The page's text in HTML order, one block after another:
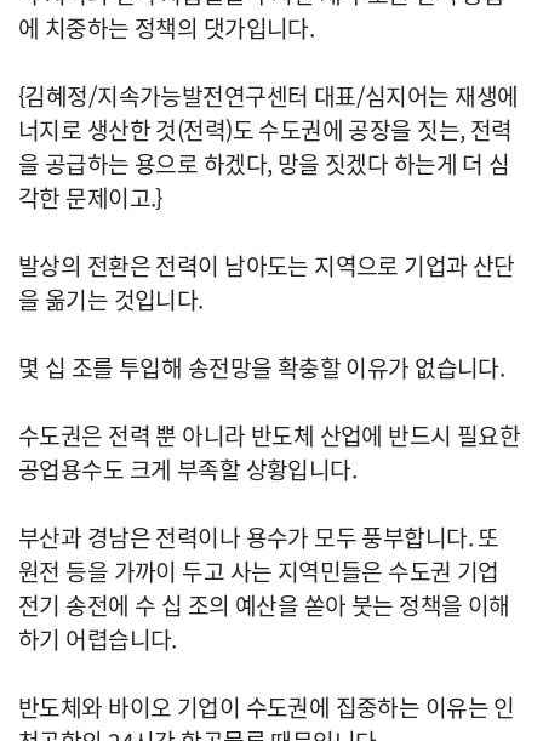
에 치중하는 정책의 댓가입니다.
{김혜정/지속가능발전연구센터 대표/심지어는 재생에
너지로 생산한 것(전력)도 수도권에 공장을 짓는, 전력
을 공급하는 용으로 하겠다, 망을 짓겠다 하는게 더 심
각한 문제이고.}
발상의 전환은 전력이 남아도는 지역으로 기업과 산단
을 옮기는 것입니다.
몇 십 조를 투입해 송전망을 확충할 이유가 없습니다.
수도권은 전력 뿐 아니라 반도체 산업에 반드시 필요한
공업용수도 크게 부족할 상황입니다.
부산과 경남은 전력이나 용수가 모두 풍부합니다. 또
원전 등을 가까이 두고 사는 지역민들은 수도권 기업
전기 송전에 수 십 조의 예산을 쏟아 붓는 정책을 이해
하기 어렵습니다.
반도체와 바이오 기업이 수도권에 집중하는 이유는 인